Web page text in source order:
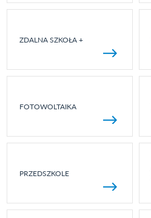
ZDALNA SZKOŁA +
FOTOWOLTAIKA
PRZEDSZKOLE